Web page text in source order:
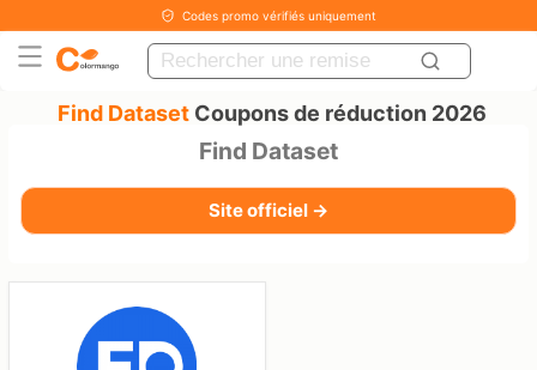
Codes promo vérifiés uniquement
Find Dataset Coupons de réduction 2026
Find Dataset
Site officiel →